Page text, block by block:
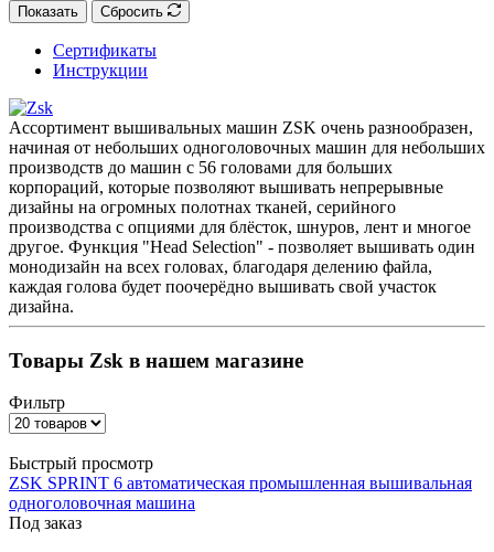
Показать Сбросить
Сертификаты
Инструкции
Ассортимент вышивальных машин ZSK очень разнообразен,
начиная от небольших одноголовочных машин для небольших
производств до машин с 56 головами для больших
корпораций, которые позволяют вышивать непрерывные
дизайны на огромных полотнах тканей, серийного
производства с опциями для блёсток, шнуров, лент и многое
другое. Функция "Head Selection" - позволяет вышивать один
монодизайн на всех головах, благодаря делению файла,
каждая голова будет поочерёдно вышивать свой участок
дизайна.
Товары Zsk в нашем магазине
Фильтр
Быстрый просмотр
ZSK SPRINT 6 автоматическая промышленная вышивальная
одноголовочная машина
Под заказ